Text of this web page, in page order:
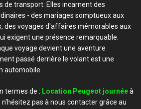
de transport. Elles incarnent des
- des mariages somptueux aux
des voyages d'affaires mémorables aux
exigent une présence remarquable.
voyage devient une aventure
passé derrière le volant est une
automobile.
termes de : Location Peugeot journéeà
pas à nous contacter grâce au